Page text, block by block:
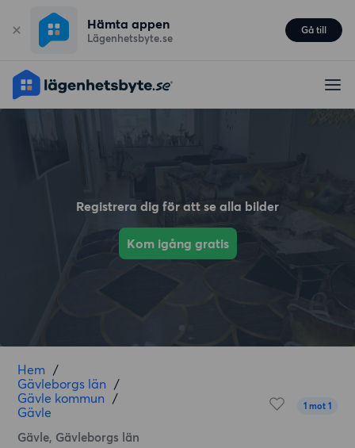
Hämta appen
Lägenhetsbyte.se
Gå till
Registrera dig för att se alla bilder
Kom igång gratis
Hem /
Gävleborgs län /
Gävle kommun /
Gävle
Gävle, Gävleborgs län
1 mot 1